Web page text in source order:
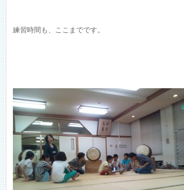
練習時間も、ここまでです。